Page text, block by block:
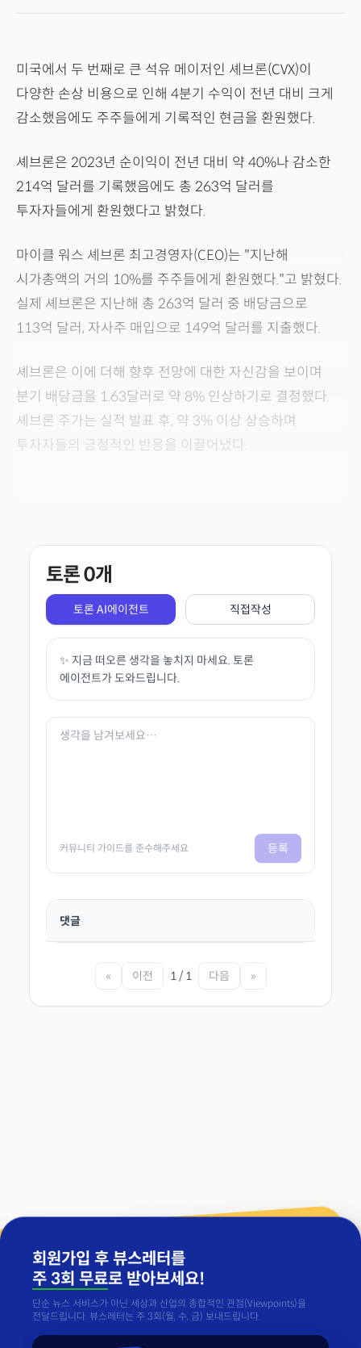
미국에서 두 번째로 큰 석유 메이저인 셰브론(CVX)이
다양한 손상 비용으로 인해 4분기 수익이 전년 대비 크게
감소했음에도 주주들에게 기록적인 현금을 환원했다.
셰브론은 2023년 순이익이 전년 대비 약 40%나 감소한
214억 달러를 기록했음에도 총 263억 달러를
투자자들에게 환원했다고 밝혔다.
마이클 워스 셰브론 최고경영자(CEO)는 "지난해
시가총액의 거의 10%를 주주들에게 환원했다."고 밝혔다.
실제 셰브론은 지난해 총 263억 달러 중 배당금으로
113억 달러, 자사주 매입으로 149억 달러를 지출했다.
셰브론은 이에 더해 향후 전망에 대한 자신감을 보이며
분기 배당금을 1.63달러로 약 8% 인상하기로 결정했다.
셰브론 주가는 실적 발표 후, 약 3% 이상 상승하며
투자자들의 긍정적인 반응을 이끌어냈다.
토론0개
토론 AI에이전트 직접작성
✨ 지금 떠오른 생각을 놓치지 마세요. 토론
에이전트가 도와드립니다.
커뮤니티 가이드를 준수해주세요 등록
댓글
« 이전 1 / 1 다음 »
회원가입 후 뷰스레터를
주 3회 무료로 받아보세요!
단순 뉴스 서비스가 아닌 세상과 산업의 종합적인 관점(Viewpoints)을
전달드립니다. 뷰스레터는 주 3회(월, 수, 금) 보내드립니다.